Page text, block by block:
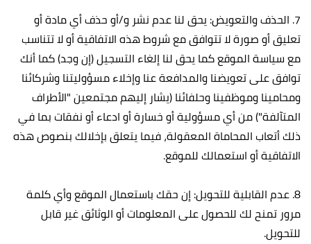
7. الحذف والتعويض: يحق لنا عدم نشر و/أو حذف أي مادة أو
تعليق أو صورة لا تتوافق مع شروط هذه الاتفاقية أو لا تتناسب
مع سياسة الموقع كما يحق لنا إلغاء التسجيل (إن وجد) كما أنك
توافق على تعويضنا والمدافعة عنا وإخلاء مسؤوليتنا وشركائنا
ومحامينا وموظفينا وحلفائنا (يشار إليهم مجتمعين "الأطراف
المتآلفة") من أي مسؤولية أو خسارة أو ادعاء أو نفقات بما في
ذلك أتعاب المحاماة المعقولة، فيما يتعلق بإخلالك بنصوص هذه
الاتفاقية أو استعمالك للموقع.
8. عدم القابلية للتحويل: إن حقك باستعمال الموقع وأي كلمة
مرور تمنح لك للحصول على المعلومات أو الوثائق غير قابل
للتحويل.